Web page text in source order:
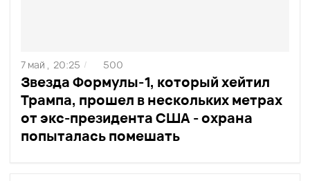
Звезда Формулы-1, который хейтил
Трампа, прошел в нескольких метрах
от экс-президента США - охрана
попыталась помешать
7 май , 20:25 / 500